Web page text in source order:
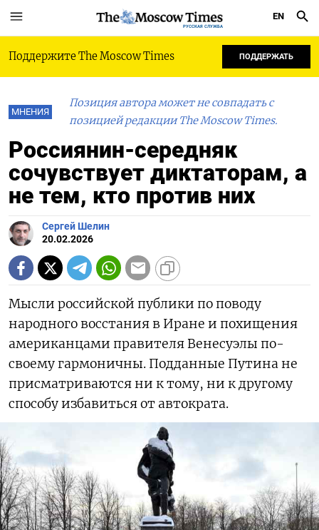
РУССКАЯ СЛУЖБА
EN
Поддержите The Moscow Times ПОДДЕРЖАТЬ
МНЕНИЯ
Позиция автора может не совпадать с
позицией редакции The Moscow Times.
Россиянин-середняк
сочувствует диктаторам, а
не тем, кто против них
Сергей Шелин
20.02.2026
Мысли российской публики по поводу
народного восстания в Иране и похищения
американцами правителя Венесуэлы по-
своему гармоничны. Подданные Путина не
присматриваются ни к тому, ни к другому
способу избавиться от автократа.